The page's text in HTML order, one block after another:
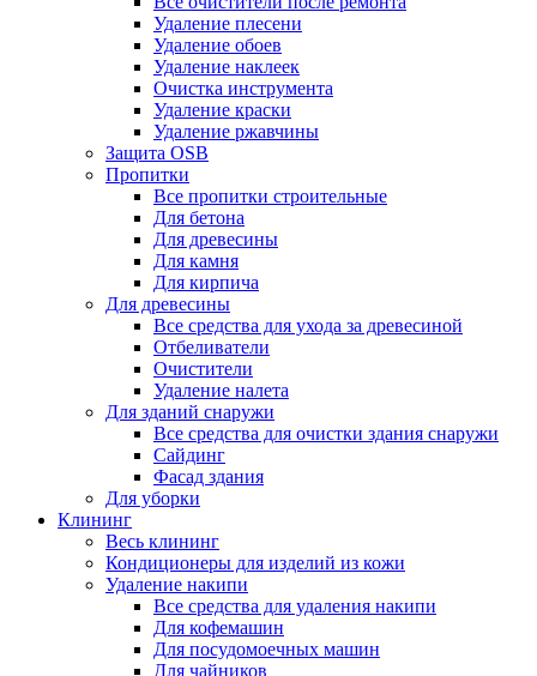
Удаление плесени
Удаление обоев
Удаление наклеек
Очистка инструмента
Удаление краски
Удаление ржавчины
Защита OSB
Пропитки
Все пропитки строительные
Для бетона
Для древесины
Для камня
Для кирпича
Для древесины
Все средства для ухода за древесиной
Отбеливатели
Очистители
Удаление налета
Для зданий снаружи
Все средства для очистки здания снаружи
Сайдинг
Фасад здания
Для уборки
Клининг
Весь клининг
Кондиционеры для изделий из кожи
Удаление накипи
Все средства для удаления накипи
Для кофемашин
Для посудомоечных машин
Для чайников